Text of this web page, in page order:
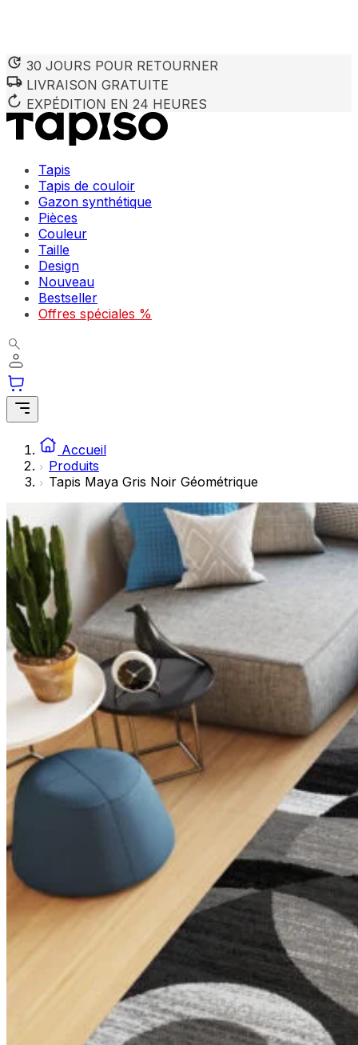
30 JOURS POUR RETOURNER
LIVRAISON GRATUITE
EXPÉDITION EN 24 HEURES
Tapis
Tapis de couloir
Gazon synthétique
Pièces
Couleur
Taille
Design
Nouveau
Bestseller
Offres spéciales %
Accueil
Produits
Tapis Maya Gris Noir Géométrique
Nous utilisons des cookies pour personnaliser le contenu
partenaires peuvent combiner ces informations avec
utilisation de leurs services.
Les cookies indispensables sont cruciaux pour les
Les cookies liés aux préférences permettent au site de
comme votre langue préférée ou la région dans laquelle
Les cookies marketing sont utilisés pour suivre les
engageantes pour l'utilisateur individuel et, par
Les cookies non classés sont des cookies qui sont en